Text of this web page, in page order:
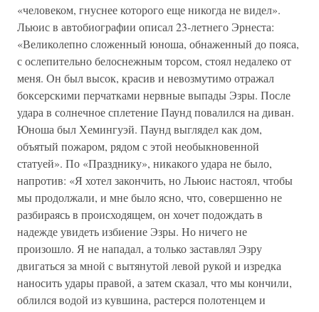
«человеком, гнуснее которого еще никогда не видел».
Льюис в автобиографии описал 23-летнего Эрнеста:
«Великолепно сложенный юноша, обнаженный до пояса,
с ослепительно белоснежным торсом, стоял недалеко от
меня. Он был высок, красив и невозмутимо отражал
боксерскими перчатками нервные выпады Эзры. После
удара в солнечное сплетение Паунд повалился на диван.
Юноша был Хемингуэй. Паунд выглядел как дом,
объятый пожаром, рядом с этой необыкновенной
статуей». По «Празднику», никакого удара не было,
напротив: «Я хотел закончить, но Льюис настоял, чтобы
мы продолжали, и мне было ясно, что, совершенно не
разбираясь в происходящем, он хочет подождать в
надежде увидеть избиение Эзры. Но ничего не
произошло. Я не нападал, а только заставлял Эзру
двигаться за мной с вытянутой левой рукой и изредка
наносить удары правой, а затем сказал, что мы кончили,
облился водой из кувшина, растерся полотенцем и